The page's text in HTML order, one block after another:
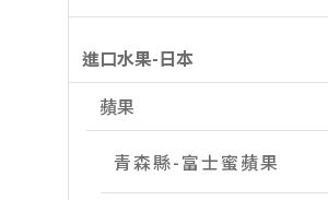
進口水果-日本
蘋果
青森縣-富士蜜蘋果